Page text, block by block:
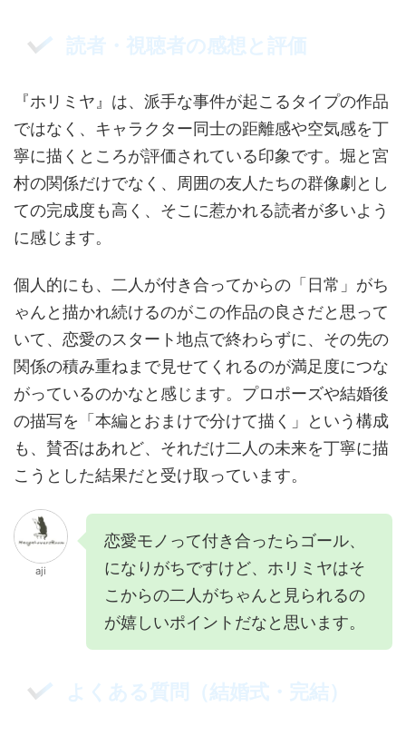
読者・視聴者の感想と評価
『ホリミヤ』は、派手な事件が起こるタイプの作品
ではなく、キャラクター同士の距離感や空気感を丁
寧に描くところが評価されている印象です。堀と宮
村の関係だけでなく、周囲の友人たちの群像劇とし
ての完成度も高く、そこに惹かれる読者が多いよう
に感じます。
個人的にも、二人が付き合ってからの「日常」がち
ゃんと描かれ続けるのがこの作品の良さだと思って
いて、恋愛のスタート地点で終わらずに、その先の
関係の積み重ねまで見せてくれるのが満足度につな
がっているのかなと感じます。プロポーズや結婚後
の描写を「本編とおまけで分けて描く」という構成
も、賛否はあれど、それだけ二人の未来を丁寧に描
こうとした結果だと受け取っています。
aji
恋愛モノって付き合ったらゴール、
になりがちですけど、ホリミヤはそ
こからの二人がちゃんと見られるの
が嬉しいポイントだなと思います。
よくある質問（結婚式・完結）